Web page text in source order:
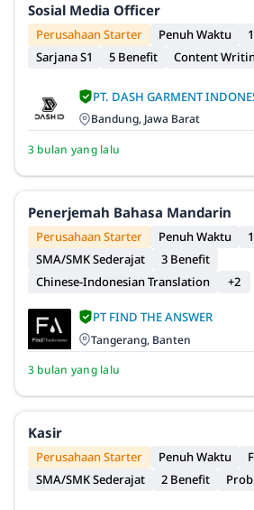
Sosial Media Officer
Perusahaan Starter
Penuh Waktu
Sarjana S1
5 Benefit Content
PT. DASH GARMENT
Bandung, Jawa Barat
3 bulan yang lalu
Penerjemah Bahasa Mandarin
Perusahaan Starter
Penuh Waktu
SMA/SMK Sederajat
3 Benefit
Chinese-Indonesian Translation
+2
PT FIND THE ANSWER
Tangerang, Banten
3 bulan yang lalu
Kasir
Perusahaan Starter
Penuh Waktu
SMA/SMK Sederajat
2 Benefit